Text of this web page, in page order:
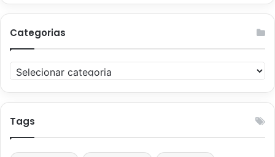
Categorias
Categorias
Tags